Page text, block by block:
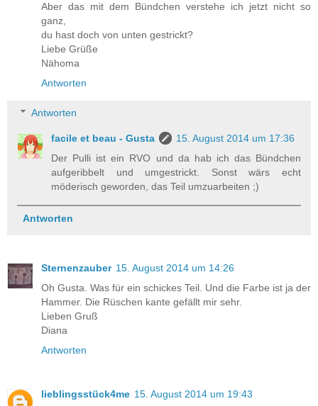
Aber das mit dem Bündchen verstehe ich jetzt nicht so
ganz,
du hast doch von unten gestrickt?
Liebe Grüße
Nähoma
Antworten
Antworten
facile et beau - Gusta
15. August 2014 um 17:36
Der Pulli ist ein RVO und da hab ich das Bündchen
aufgeribbelt und umgestrickt. Sonst wärs echt
möderisch geworden, das Teil umzuarbeiten ;)
Antworten
Sternenzauber 15. August 2014 um 14:26
Oh Gusta. Was für ein schickes Teil. Und die Farbe ist ja der
Hammer. Die Rüschen kante gefällt mir sehr.
Lieben Gruß
Diana
Antworten
lieblingsstück4me 15. August 2014 um 19:43